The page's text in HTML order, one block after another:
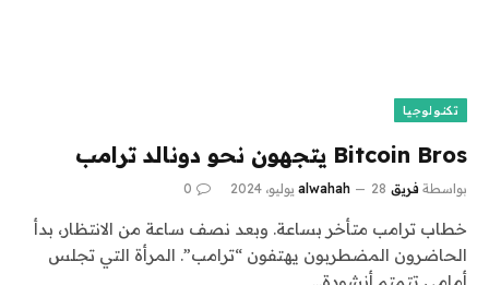
تكنولوجيا
Bitcoin Bros يتجهون نحو دونالد ترامب
بواسطة فريق alwahah 28 يوليو، 2024 0
خطاب ترامب متأخر بساعة. وبعد نصف ساعة من الانتظار، بدأ
الحاضرون المضطربون يهتفون “ترامب”. المرأة التي تجلس
أمامي تتمتم أنشودة…